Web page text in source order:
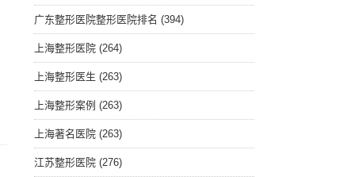
广东整形医院整形医院排名 (394)
上海整形医院 (264)
上海整形医生 (263)
上海整形案例 (263)
上海著名医院 (263)
江苏整形医院 (276)